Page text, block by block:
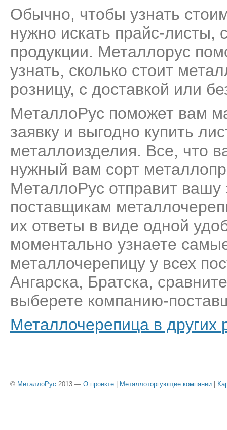
Обычно, чтобы узнать
нужно искать прайс-листы,
продукции. Металлорус
узнать, сколько стоит
розницу, с доставкой или
МеталлоРус поможет вам
заявку и выгодно купить
металлоизделия. Все, что
нужный вам сорт
МеталлоРус отправит
поставщикам
их ответы в виде одной
моментально узнаете
металлочерепицу у всех
Ангарска, Братска,
выберете компанию-
Металлочерепица в других
© МеталлоРус 2013 — О проекте | Металлоторгующие компании |